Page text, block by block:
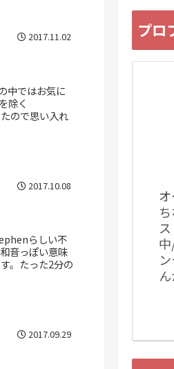
2017.11.02
中ではお気に
除く
ので思い入れ
2017.10.08
らしい不
音っぽい意味
。たった2分の
2017.09.29
プロ